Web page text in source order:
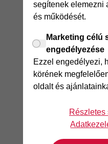
segítenek elemezni
és működését.
Marketing célú
engedélyezése
Ezzel engedélyezi,
körének
oldalt és
Részletes